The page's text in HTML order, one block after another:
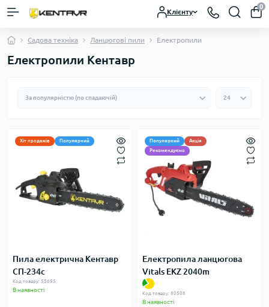
Клієнту
0
Садова техніка Ланцюгові пили Електропили
Електропили Кентавр
Хіт продажів Популярний
Пила електрична Кентавр
СП-234c
Код товару: 55695
В наявності
Популярний
Акція
Рекомендуємо
Електропила ланцюгова
Vitals EKZ 2040m
Код товару: 80508
В наявності